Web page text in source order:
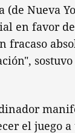
(de Nueva
en favor
fracaso
sostuvo
el juego a